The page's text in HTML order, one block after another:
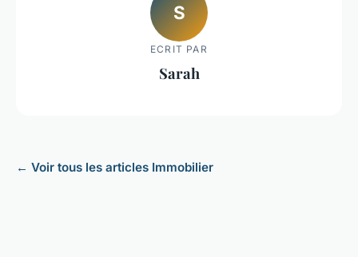
S
ECRIT PAR
Sarah
← Voir tous les articles Immobilier